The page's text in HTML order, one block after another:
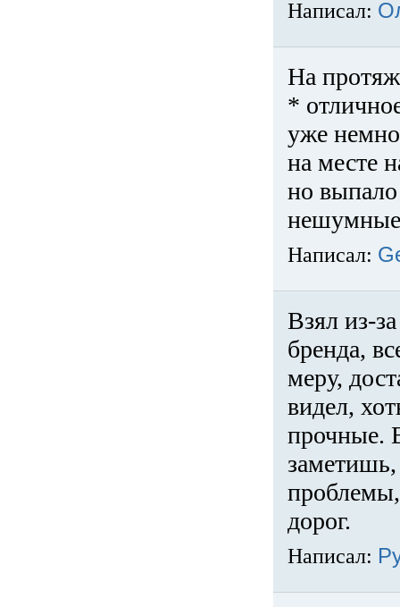
Написал:
На
*
уже
на месте
но
нешумные
Написал:
Взял из-
бренда,
меру,
видел,
прочные.
проблемы,
дорог.
Написал: